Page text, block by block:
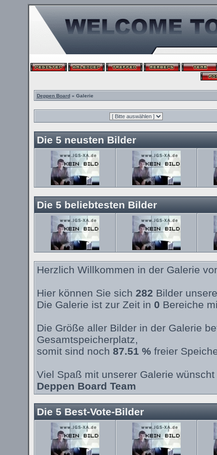
Deppen Board» Galerie
Die 5 neusten Bilder
Die 5 beliebtesten Bilder
Herzlich Willkommen in der Galerie
Hier können Sie sich 282 Bilder
Die Galerie ist zur Zeit in 0 Bereiche
Die Größe aller Bilder in der Galerie
Gesamtspeicherplatz,
somit sind noch 87.51 % freier
Viel Spaß mit unserer Galerie
Deppen Board Team
Die 5 Best-Vote-Bilder